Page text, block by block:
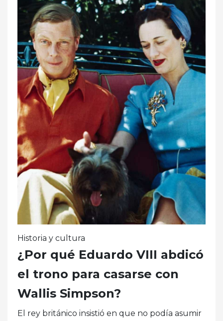
Historia y cultura
¿Por qué Eduardo VIII abdicó
el trono para casarse con
Wallis Simpson?
El rey británico insistió en que no podía asumir